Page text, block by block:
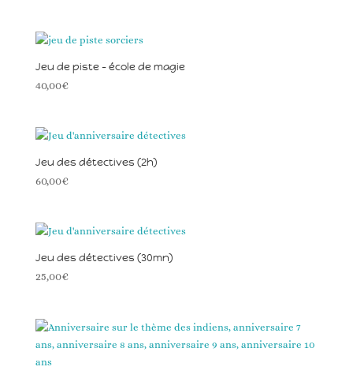
Jeu de piste – école de magie
40,00€
Jeu des détectives (2h)
60,00€
Jeu des détectives (30mn)
25,00€